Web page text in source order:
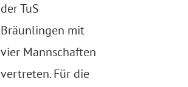
der TuS
Bräunlingen mit
vier Mannschaften
vertreten. Für die